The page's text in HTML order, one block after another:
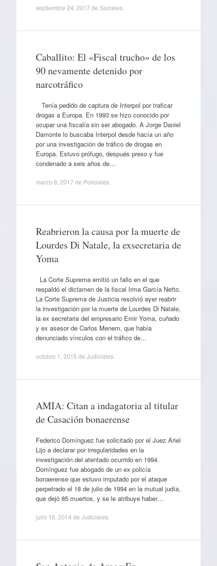
septiembre 24, 2017 de Sociales.
Caballito: El «Fiscal trucho» de los
90 nevamente detenido por
narcotráfico
Tenía pedido de captura de Interpol por traficar
drogas a Europa. En 1993 se hizo conocido por
ocupar una fiscalía sin ser abogado. A Jorge Daniel
Damonte lo buscaba Interpol desde hacía un año
por una investigación de tráfico de drogas en
Europa. Estuvo prófugo, después preso y fue
condenado a seis años de…
marzo 9, 2017 de Policiales.
Reabrieron la causa por la muerte de
Lourdes Di Natale, la exsecretaria de
Yoma
La Corte Suprema emitió un fallo en el que
respaldó el dictamen de la fiscal Irma García Netto.
La Corte Suprema de Justicia resolvió ayer reabrir
la investigación por la muerte de Lourdes Di Natale,
la ex secretaria del empresario Emir Yoma, cuñado
y ex asesor de Carlos Menem, que había
denunciado vínculos con el tráfico de…
octubre 1, 2015 de Judiciales.
AMIA: Citan a indagatoria al titular
de Casación bonaerense
Federico Domínguez fue solicitado por el Juez Ariel
Lijo a declarar por irregularidades en la
investigación del atentado ocurrido en 1994.
Domínguez fue abogado de un ex policía
bonaerense que estuvo imputado por el ataque
perpetrado el 18 de julio de 1994 en la mutual judía,
que dejó 85 muertos, y se le atribuye haber…
julio 16, 2014 de Judiciales.